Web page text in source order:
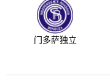
门多萨独立